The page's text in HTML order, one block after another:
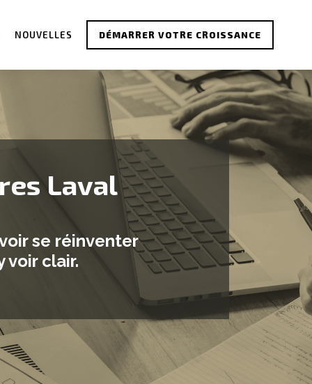
NOUVELLES DÉMARRER VOTRE CROISSANCE
Laval
se réinventer
voir clair.